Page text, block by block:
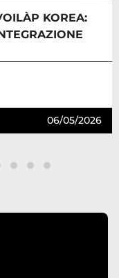
KOREA:
06/05/2026